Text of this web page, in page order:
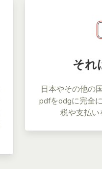
それ
日本やその他の
pdfをodgに完全
税や支払い